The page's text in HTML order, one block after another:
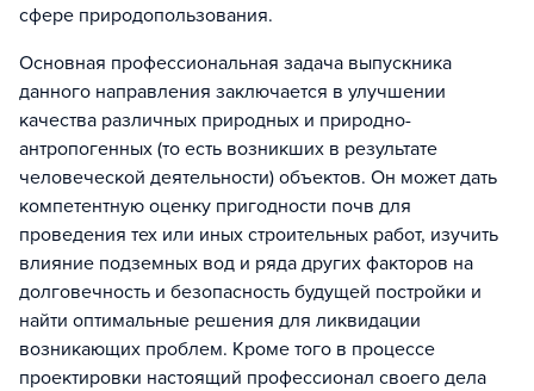
сфере природопользования.
Основная профессиональная задача выпускника
данного направления заключается в улучшении
качества различных природных и природно-
антропогенных (то есть возникших в результате
человеческой деятельности) объектов. Он может дать
компетентную оценку пригодности почв для
проведения тех или иных строительных работ, изучить
влияние подземных вод и ряда других факторов на
долговечность и безопасность будущей постройки и
найти оптимальные решения для ликвидации
возникающих проблем. Кроме того в процессе
проектировки настоящий профессионал своего дела